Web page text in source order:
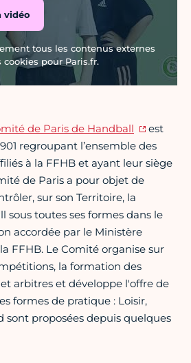
vidéo
tous les contenus externes
cookies pour Paris.fr.
de Paris de Handball
est
regroupant l’ensemble des
à la FFHB et ayant leur siège
de Paris a pour objet de
sur son Territoire, la
sous toutes ses formes dans le
accordée par le Ministère
FFHB. Le Comité organise sur
la formation des
arbitres et développe l'offre de
formes de pratique : Loisir,
sont proposées depuis quelques